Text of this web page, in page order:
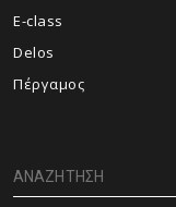
E-class
Delos
Πέργαμος